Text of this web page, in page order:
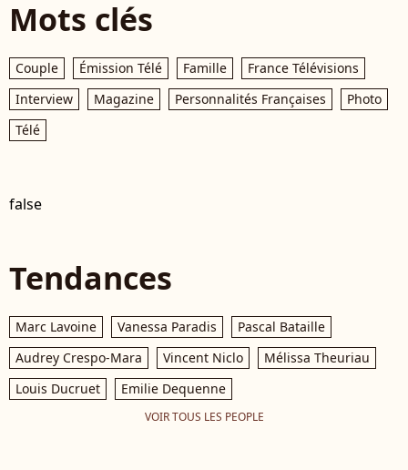
Mots clés
Couple Émission Télé Famille
France Télévisions
Interview
Magazine Personnalités Françaises
Photo
Télé
false
Tendances
Marc Lavoine Vanessa Paradis
Pascal Bataille
Audrey Crespo-Mara
Vincent Niclo
Mélissa Theuriau
Louis Ducruet
Emilie Dequenne
VOIR TOUS LES PEOPLE